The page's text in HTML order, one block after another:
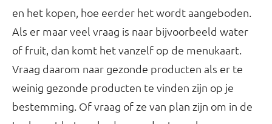
en het kopen, hoe eerder het wordt aangeboden.
Als er maar veel vraag is naar bijvoorbeeld water
of fruit, dan komt het vanzelf op de menukaart.
Vraag daarom naar gezonde producten als er te
weinig gezonde producten te vinden zijn op je
bestemming. Of vraag of ze van plan zijn om in de